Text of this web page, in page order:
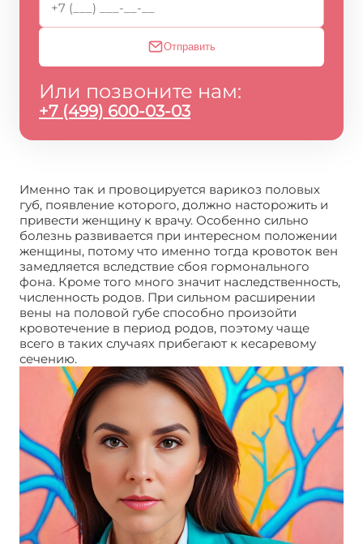
Отправить
Или позвоните нам:
+7 (499) 600-03-03
Именно так и провоцируется варикоз половых
губ, появление которого, должно насторожить и
привести женщину к врачу. Особенно сильно
болезнь развивается при интересном положении
женщины, потому что именно тогда кровоток вен
замедляется вследствие сбоя гормонального
фона. Кроме того много значит наследственность,
численность родов. При сильном расширении
вены на половой губе способно произойти
кровотечение в период родов, поэтому чаще
всего в таких случаях прибегают к кесаревому
сечению.